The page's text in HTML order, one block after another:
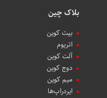
بلاک چین
بیت کوین
اتریوم
آلت کوین
دوج کوین
میم کوین‌
ایردراپ‌ها